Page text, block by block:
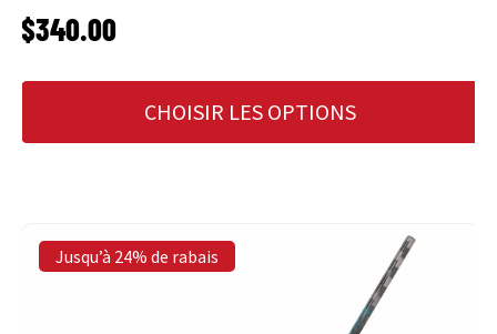
PRIX HABITUEL
$340.00
CHOISIR LES OPTIONS
Jusqu’à 24% de rabais